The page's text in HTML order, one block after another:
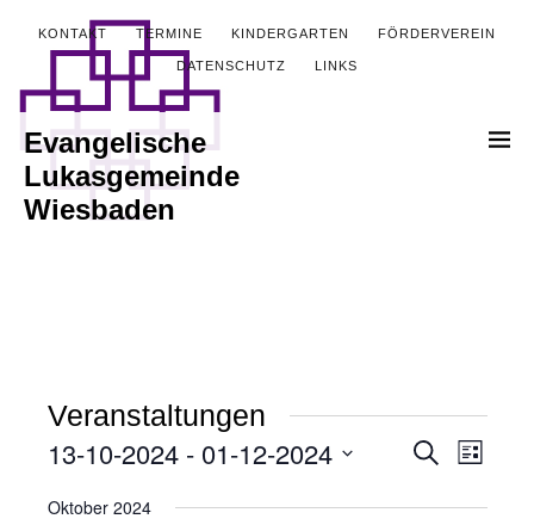
KONTAKT TERMINE KINDERGARTEN FÖRDERVEREIN
DATENSCHUTZ LINKS
Evangelische
Lukasgemeinde
Wiesbaden
Veranstaltungen
Suche Liste
13-10-2024 - 01-12-2024
wählen.
Oktober 2024